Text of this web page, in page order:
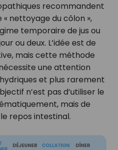
recommandent
nettoyage du côlon »,
temporaire de jus ou
ou deux. L’idée est de
mais cette méthode
une attention
et plus rarement
n’est pas d’utiliser le
mais de
repos intestinal.